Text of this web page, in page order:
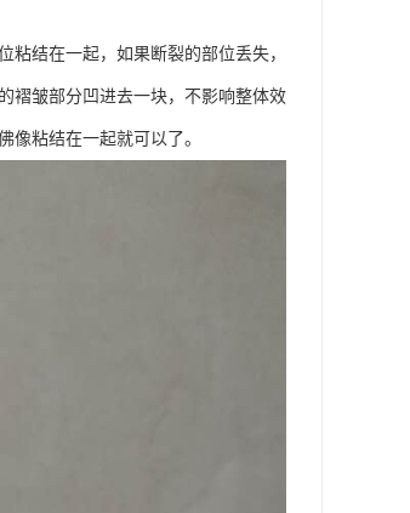
结在一起，如果断裂的部位丢失，
褶皱部分凹进去一块，不影响整体效
像粘结在一起就可以了。